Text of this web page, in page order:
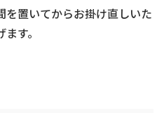
を置いてからお掛け直しいた
す。